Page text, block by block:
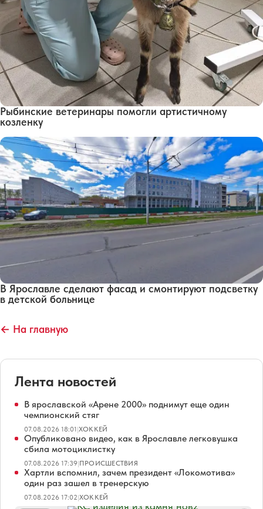
Рыбинские ветеринары помогли артистичному
козленку
В Ярославле сделают фасад и смонтируют подсветку
в детской больнице
← На главную
Лента новостей
В ярославской «Арене 2000» поднимут еще один
чемпионский стяг
07.08.2026 18:01|ХОККЕЙ
Опубликовано видео, как в Ярославле легковушка
сбила мотоциклистку
07.08.2026 17:39|ПРОИСШЕСТВИЯ
Хартли вспомнил, зачем президент «Локомотива»
один раз зашел в тренерскую
07.08.2026 17:02|ХОККЕЙ